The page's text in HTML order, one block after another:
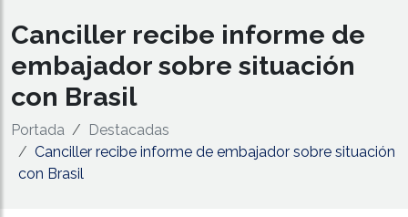
Canciller recibe informe de
embajador sobre situación
con Brasil
Portada
Destacadas
Canciller recibe informe de embajador sobre situación
con Brasil